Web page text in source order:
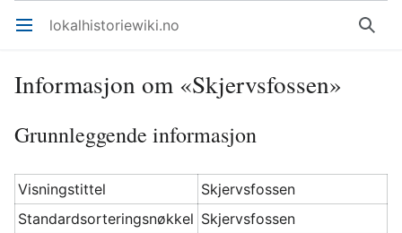
Åpne hovedmenyen lokalhistoriewiki.no Søk
Informasjon om «Skjervsfossen»
Grunnleggende informasjon
Visningstittel
Skjervsfossen
Standardsorteringsnøkkel Skjervsfossen